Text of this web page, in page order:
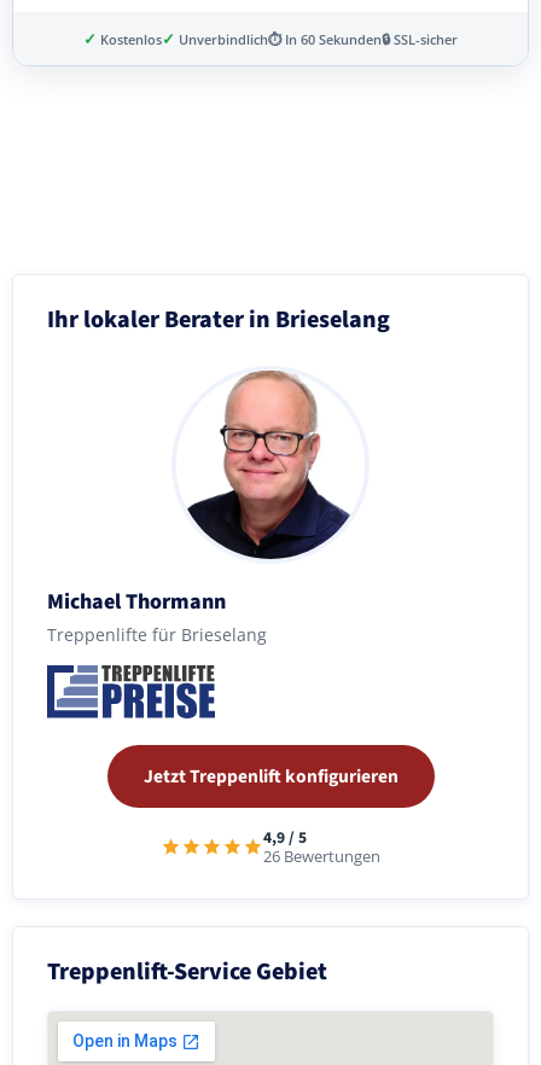
✓ Kostenlos✓ Unverbindlich⏱ In 60 Sekunden🔒 SSL-sicher
Ihr lokaler Berater in Brieselang
Michael Thormann
Treppenlifte für Brieselang
Jetzt Treppenlift konfigurieren
4,9 / 5
26 Bewertungen
Treppenlift-Service Gebiet